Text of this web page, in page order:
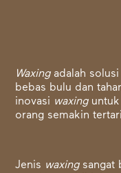
Waxingadalah
bebas bulu dan
inovasi waxinguntuk
orang semakin
Jenis waxingsangat